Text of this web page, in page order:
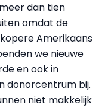
dan tien
omdat de
Amerikaans
we nieuwe
en ook in
donorcentrum bij.
niet makkelijk